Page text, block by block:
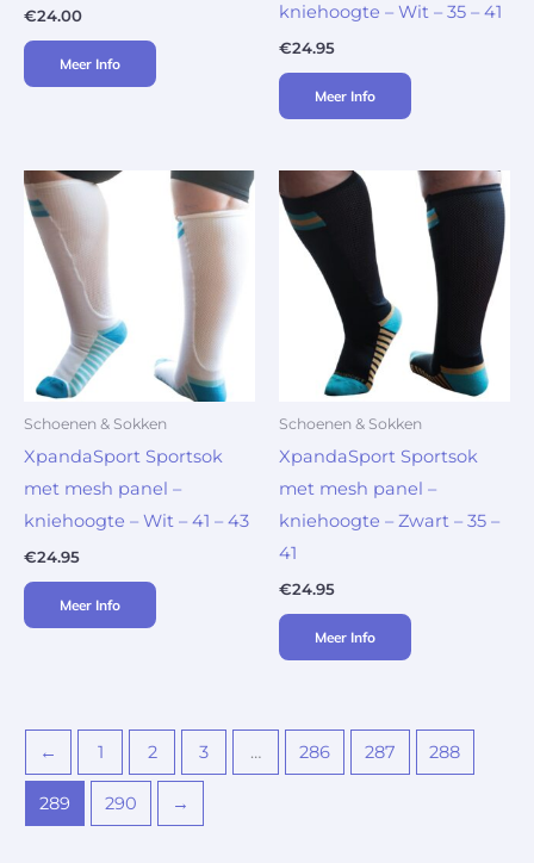
€24.00
Meer Info
kniehoogte – Wit – 35 – 41
€24.95
Meer Info
Schoenen & Sokken
XpandaSport Sportsok
met mesh panel –
kniehoogte – Wit – 41 – 43
€24.95
Meer Info
Schoenen & Sokken
XpandaSport Sportsok
met mesh panel –
kniehoogte – Zwart – 35 –
41
€24.95
Meer Info
← 1 2 3 … 286 287 288
289 290 →